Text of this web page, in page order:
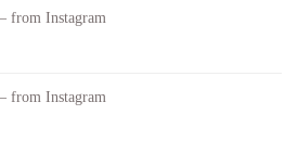
from Instagram
from Instagram